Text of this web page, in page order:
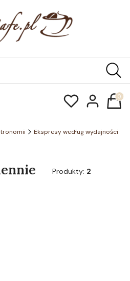
Ekspresy według wydajności
Produkty: 2